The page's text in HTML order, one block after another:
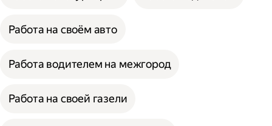
Работа на своём авто
Работа водителем на межгород
Работа на своей газели